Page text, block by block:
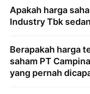
Apakah harga
Industry Tbk
Berapakah harga
saham PT
yang pernah